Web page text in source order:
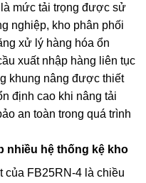
mức tải trọng được sử
nghiệp, kho phân phối
xử lý hàng hóa ổn
xuất nhập hàng liên tục
khung nâng được thiết
định cao khi nâng tải
an toàn trong quá trình
nhiều hệ thống kệ kho
của FB25RN-4 là chiều